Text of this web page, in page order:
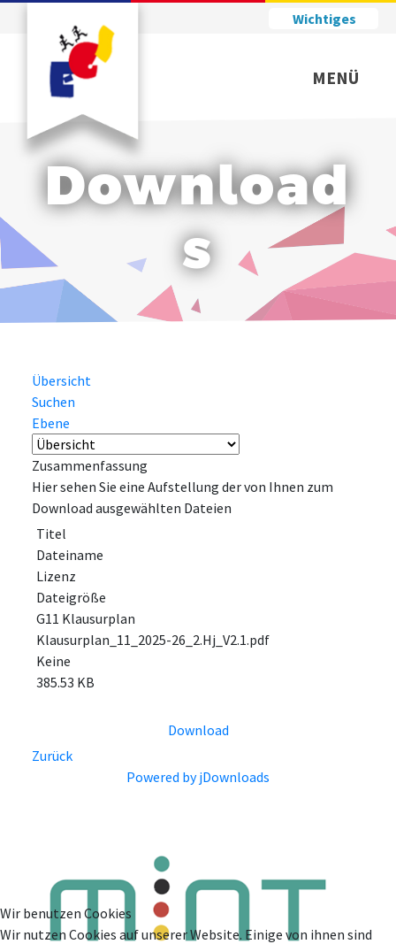
Wichtiges
MENÜ
Download
s
Übersicht
Suchen
Ebene
Zusammenfassung
Hier sehen Sie eine Aufstellung der von Ihnen zum
Download ausgewählten Dateien
Titel
Dateiname
Lizenz
Dateigröße
G11 Klausurplan
Klausurplan_11_2025-26_2.Hj_V2.1.pdf
Keine
385.53 KB
Download
Zurück
Powered by jDownloads
Wir benutzen Cookies
Wir nutzen Cookies auf unserer Website. Einige von ihnen sind